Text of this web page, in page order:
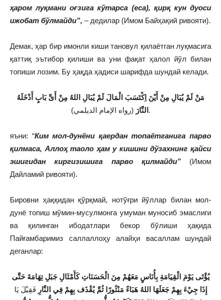
ҳаром луқмани оғзига кўтарса (еса), қирқ кун дуоси
ижобат бўлмайди”, – дедилар (Имом Байҳақий ривояти).
Демак, ҳар бир имонли киши тановул қилаётган луқмасига
қаттиқ эътибор қилиши ва уни фақат ҳалол йўл билан
топиши лозим. Бу ҳақда ҳадиси шарифда шундай келади.
منْ لَمْ يُبَالِ مِنْ أَيْنَ اِكْتَسَبَ الْمَالَ لَمْ يُبَالِ اللهُ مِنْ أَىِّ بَابٍ أَدْخَلَهُ
النَّارَ (رواه الإمام الديلمي).
яъни: “Ким мол-дунёни қаердан топаётганига парво
қилмаса, Аллоҳ таоло ҳам у кишини дўзахнинг қайси
эшигидан киргизишига парво қилмайди”(Имом
Дайламий ривояти).
Бировни ҳаққидан қўрқмай, нотўғри йўллар билан мол-
дунё топиш мўмин-мусулмонга умуман муносиб эмаслиги
ва қилинган ибодатлари бекор бўлиши ҳақида
Пайғамбаримиз саллаллоҳу алайҳи васаллам шундай
деганлар:
يُؤْتَى يَوْمَ الْقِيَامَةِ بِأُنَاسٍ مَعَهُمْ مِنَ الْحَسَنَاتِ كَأَمْثَالِ جَبَلِ تِهَامَةَ حَتَّى
إِذَا جِيْءَ بِهِمْ جَعَلَهَا اللهُ هَبَاءً مَنْثُورًا ثُمَّ يُقْذَف بِهِمْ فِي النَّارِ فَقِيْلَ يَا